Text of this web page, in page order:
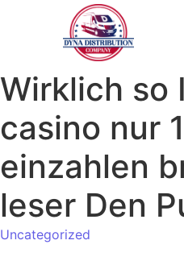
Wirklich so
casino nur
einzahlen
leser Den
Uncategorized